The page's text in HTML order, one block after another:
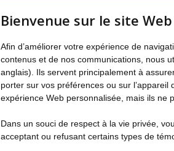
Bienvenue sur le site
Afin d’améliorer votre expérience de
contenus et de nos communications, nous
anglais). Ils servent principalement à
porter sur vos préférences ou sur
expérience Web personnalisée, mais ils ne
Dans un souci de respect à la vie privée,
acceptant ou refusant certains types de